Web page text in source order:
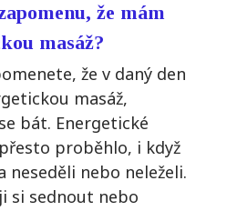
že mám
masáž?
že v daný den
masáž,
bát. Energetické
proběhlo, i když
neseděli nebo neleželi.
si sednout nebo